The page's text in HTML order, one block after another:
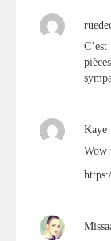
Kaye
Wow